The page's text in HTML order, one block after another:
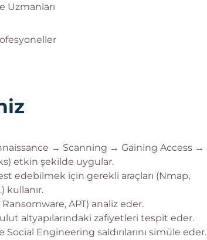
Uzmanları
→ Scanning → Gaining Access →
etkin şekilde uygular.
edebilmek için gerekli araçları (Nmap,
kullanır.
APT) analiz eder.
altyapılarındaki zafiyetleri tespit eder.
Engineering saldırılarını simüle eder.